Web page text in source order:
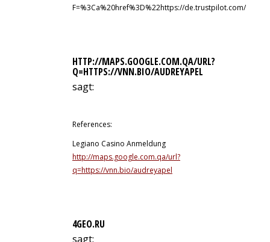
F=%3Ca%20href%3D%22https://de.trustpilot.com/
HTTP://MAPS.GOOGLE.COM.QA/URL?
Q=HTTPS://VNN.BIO/AUDREYAPEL
sagt:
References:
Legiano Casino Anmeldung
http://maps.google.com.qa/url?
q=https://vnn.bio/audreyapel
4GEO.RU
sagt: